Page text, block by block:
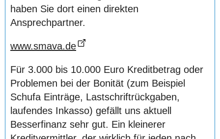
haben Sie dort einen direkten
Ansprechpartner.
www.smava.de
Für 3.000 bis 10.000 Euro Kreditbetrag oder
Problemen bei der Bonität (zum Beispiel
Schufa Einträge, Lastschriftrückgaben,
laufendes Inkasso) gefällt uns aktuell
Besserfinanz sehr gut. Ein kleinerer